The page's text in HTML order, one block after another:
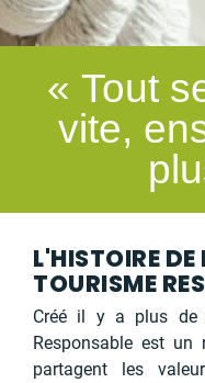
« Tout
vite,
L'HISTOIRE
TOURISME
Créé il y a plus de
Responsable est un
partagent les